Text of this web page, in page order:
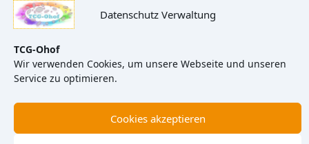
Datenschutz Verwaltung
TCG-Ohof
Wir verwenden Cookies, um unsere Webseite und unseren
Service zu optimieren.
Cookies akzeptieren
TCG-Video
TCG-View
Über uns
Kontakt